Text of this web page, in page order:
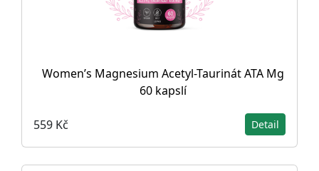
Women’s Magnesium Acetyl-Taurinát ATA Mg
60 kapslí
559 Kč Detail